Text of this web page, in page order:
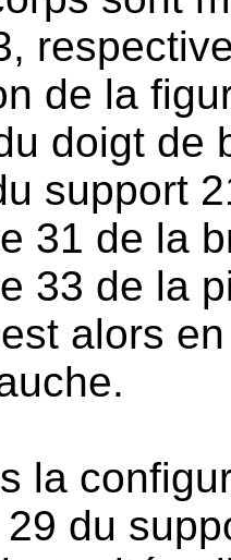
de la
doigt de
support
31 de la
33 de la
alors
la
du